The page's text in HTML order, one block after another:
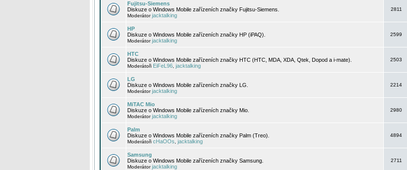
Fujitsu-Siemens
Diskuze o Windows Mobile zařízeních značky Fujitsu-Siemens.
Moderátorjacktalking
2811
HP
Diskuze o Windows Mobile zařízeních značky HP (iPAQ).
Moderátorjacktalking
2599
HTC
Diskuze o Windows Mobile zařízeních značky HTC (HTC, MDA, XDA, Qtek, Dopod a i-mate).
Moderátoři EiFeL96 jacktalking
2503
LG
Diskuze o Windows Mobile zařízeních značky LG.
Moderátorjacktalking
2214
MiTAC Mio
Diskuze o Windows Mobile zařízeních značky Mio.
Moderátorjacktalking
2980
Palm
Diskuze o Windows Mobile zařízeních značky Palm (Treo).
Moderátoři cHaOOs jacktalking
4894
Samsung
Diskuze o Windows Mobile zařízeních značky Samsung.
Moderátorjacktalking
2711